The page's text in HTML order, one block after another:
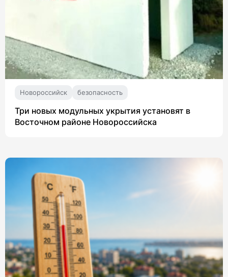
Новороссийск безопасность
Три новых модульных укрытия установят в
Восточном районе Новороссийска